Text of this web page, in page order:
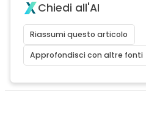
Chiedi all'AI
Riassumi questo articolo
Approfondisci con altre fonti